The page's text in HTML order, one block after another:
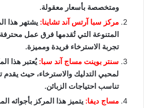
ومتخصصة بأسعار معقولة.
مركز سبا آرتس آند تشاينا: يشتهر هذا
المتنوعة التي تُقدمها فرق عمل
تجربة الاسترخاء فريدة ومميزة.
سنتر بوينت مساج آند سبا: يُعتبر هذا
لمحبي التدليك والاسترخاء، حيث
تناسب احتياجات الزبائن.
مساج ديفا: يتميز هذا المركز بأجوائه